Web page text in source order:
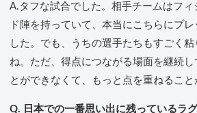
A.タフな試合でした。相手チームはフ
ド陣を持っていて、本当にこちらにプ
した。でも、うちの選手たちもすごく
ね。ただ、得点につながる場面を継続し
とができなくて、もっと点を重ねること
Q. 日本での一番思い出に残っているラ